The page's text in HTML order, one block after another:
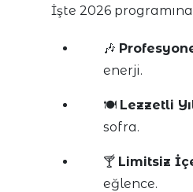
İşte 2026
🎶
enerji.
🍽️ Lezzetli
sofra.
🍸 Limitsiz
eğlence.